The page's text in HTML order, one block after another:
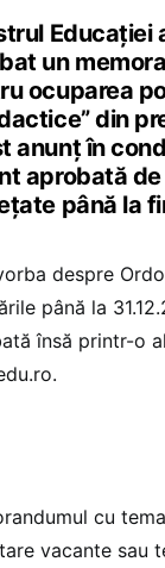
Educației
un
ocuparea
din
anunț în
aprobată
până la
despre
până la
însă printr-o
cu
vacante sau